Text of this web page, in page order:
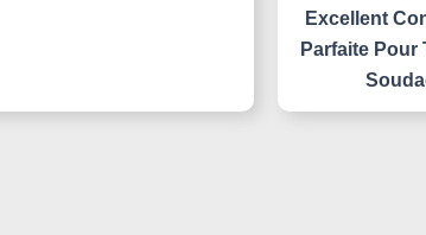
Excellent
Parfaite Pour